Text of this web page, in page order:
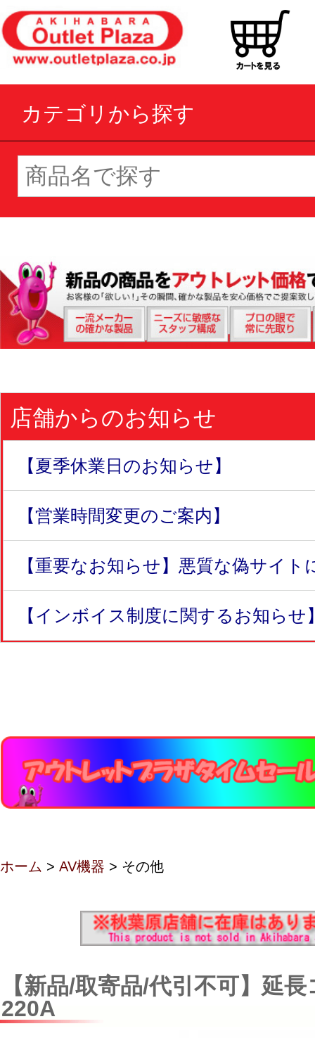
カテゴリから探す
店舗からのお知らせ
【夏季休業日のお知らせ】
【営業時間変更のご案内】
【重要なお知らせ】悪質な偽サイト
【インボイス制度に関するお知らせ
ホーム > AV機器 > その他
【新品/取寄品/代引不可】延
220A